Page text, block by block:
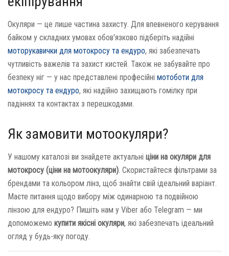
Окуляри — це лише частина захисту. Для впевненого керування
байком у складних умовах обов'язково підберіть надійні
моторукавички для мотокросу та ендуро, які забезпечать
чутливість важелів та захист кистей. Також не забувайте про
безпеку ніг — у нас представлені професійні мотоботи для
мотокросу та ендуро, які надійно захищають гомілку при
падіннях та контактах з перешкодами.
Як замовити мотоокуляри?
У нашому каталозі ви знайдете актуальні ціни на окуляри для
мотокросу (ціни на мотоокуляри). Скористайтеся фільтрами за
брендами та кольором лінз, щоб знайти свій ідеальний варіант.
Маєте питання щодо вибору між одинарною та подвійною
лінзою для ендуро? Пишіть нам у Viber або Telegram — ми
допоможемо купити якісні окуляри, які забезпечать ідеальний
огляд у будь-яку погоду.